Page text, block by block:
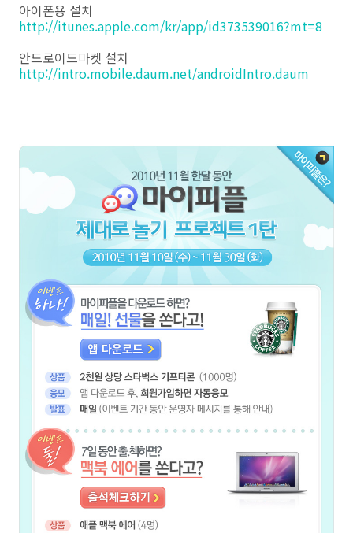
아이폰용 설치
http://itunes.apple.com/kr/app/id373539016?mt=8
안드로이드마켓 설치
http://intro.mobile.daum.net/androidIntro.daum